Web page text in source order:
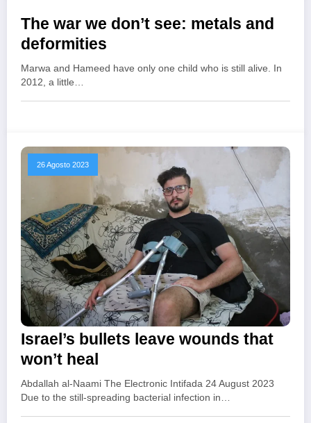
7 Dicembre 2023
The war we don’t see: metals and
deformities
Marwa and Hameed have only one child who is still alive. In
2012, a little…
26 Agosto 2023
Israel’s bullets leave wounds that
won’t heal
Abdallah al-Naami The Electronic Intifada 24 August 2023
Due to the still-spreading bacterial infection in…